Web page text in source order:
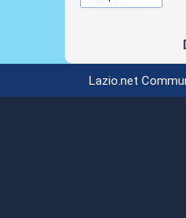
Lazio.net